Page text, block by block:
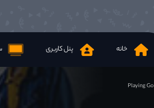
خانه پنل کاربری
Playing Go